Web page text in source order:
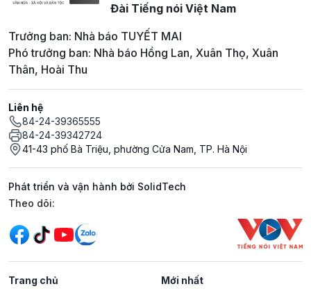
Đài Tiếng nói Việt Nam
Trưởng ban: Nhà báo TUYẾT MAI
Phó trưởng ban: Nhà báo Hồng Lan, Xuân Thọ, Xuân
Thân, Hoài Thu
Liên hệ
84-24-39365555
84-24-39342724
41-43 phố Bà Triệu, phường Cửa Nam, TP. Hà Nội
Phát triển và vận hành bởi SolidTech
Mạng xã hội
Theo dõi:
Trang chủ Mới nhất